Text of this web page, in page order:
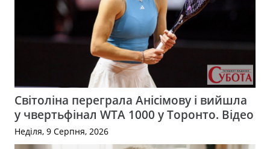
Світоліна переграла Анісімову і вийшла
у чвертьфінал WTA 1000 у Торонто. Відео
Неділя, 9 Серпня, 2026